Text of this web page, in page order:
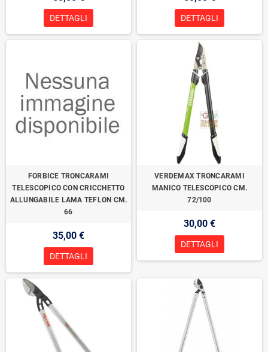
DETTAGLI DETTAGLI
FORBICE TRONCARAMI
TELESCOPICO CON CRICCHETTO
ALLUNGABILE LAMA TEFLON CM.
66
35,00 €
DETTAGLI
VERDEMAX TRONCARAMI
MANICO TELESCOPICO CM.
72/100
30,00 €
DETTAGLI